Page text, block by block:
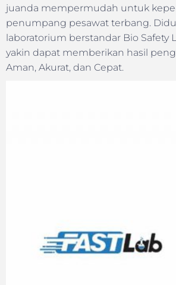
juanda mempermudah untuk
penumpang pesawat terbang.
laboratorium berstandar Bio Safety
yakin dapat memberikan hasil
Aman, Akurat, dan Cepat.